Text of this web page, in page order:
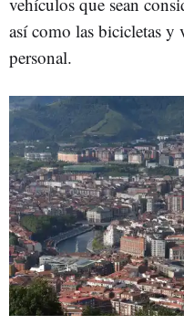
así como las bicicletas
personal.